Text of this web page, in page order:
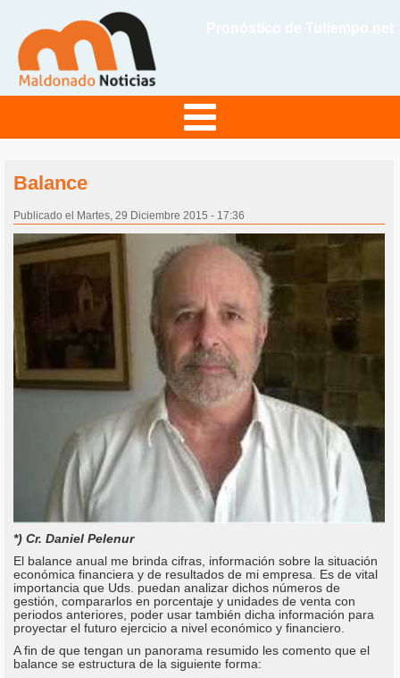
Balance
Publicado el Martes, 29 Diciembre 2015 - 17:36
*) Cr. Daniel Pelenur
El balance anual me brinda cifras, información sobre la situación
económica financiera y de resultados de mi empresa. Es de vital
importancia que Uds. puedan analizar dichos números de
gestión, compararlos en porcentaje y unidades de venta con
periodos anteriores, poder usar también dicha información para
proyectar el futuro ejercicio a nivel económico y financiero.
A fin de que tengan un panorama resumido les comento que el
balance se estructura de la siguiente forma: